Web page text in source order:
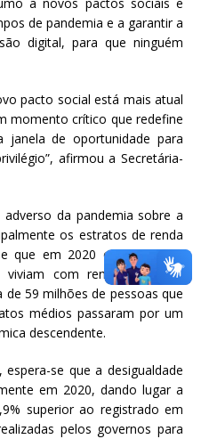
de pandemia e a garantir a
digital, para que ninguém
pacto social está mais atual
momento crítico que redefine
de oportunidade para
afirmou a Secretária-
da pandemia sobre a
os estratos de renda
que em 2020 cerca de 491
viviam com rendas até três
de 59 milhões de pessoas que
médios passaram por um
descendente.
se que a desigualdade
em 2020, dando lugar a
superior ao registrado em
pelos governos para